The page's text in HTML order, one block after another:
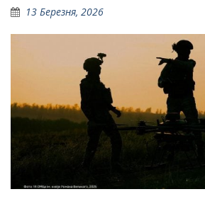
13 Березня, 2026